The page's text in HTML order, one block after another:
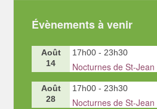
Évènements à venir
Août
14
17h00 - 23h30
Nocturnes de St-Jean
Août
28
17h00 - 23h30
Nocturnes de St-Jean